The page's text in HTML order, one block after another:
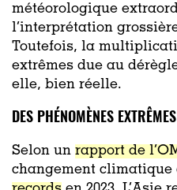
météorologique
l’interprétation
Toutefois, la
extrêmes due au
elle, bien réelle.
DES PHÉNOMÈNES
Selon un rapport de
changement climatique